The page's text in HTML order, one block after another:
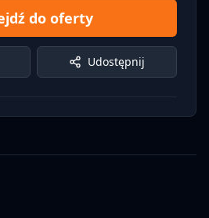
do oferty
Udostępnij